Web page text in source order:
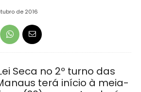
de 2016
Seca no 2º turno das
terá início à meia-